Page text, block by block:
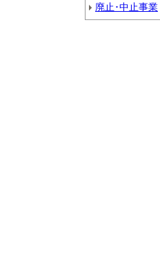
廃止･中止事業